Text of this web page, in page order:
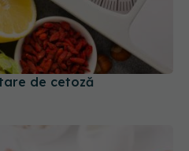
de cetoză